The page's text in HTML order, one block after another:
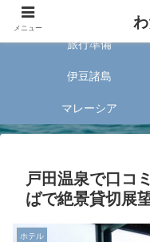
旅好きな20代
旅行準備
伊豆諸島
マレーシア
戸田温泉で口コ
ばで絶景貸切展
ホテル
メニュー